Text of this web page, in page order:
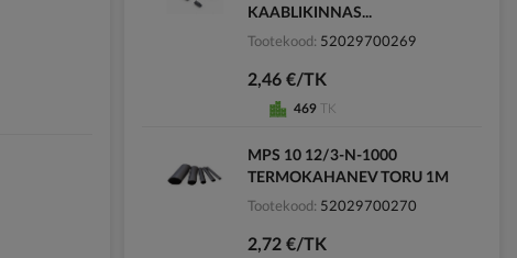
KAABLIKINNAS...
Tootekood 52029700269
2,46 €/TK
469 TK
MPS 10 12/3-N-1000
TERMOKAHANEV TORU 1M
Tootekood 52029700270
2,72 €/TK